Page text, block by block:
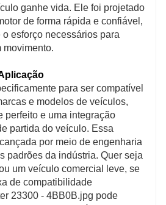
ganhe vida. Ele foi projetado
de forma rápida e confiável,
esforço necessários para
movimento.
para ser compatível
e modelos de veículos,
perfeito e uma integração
partida do veículo. Essa
por meio de engenharia
padrões da indústria. Quer seja
um veículo comercial leve, se
de compatibilidade
23300 - 4BB0B.jpg pode